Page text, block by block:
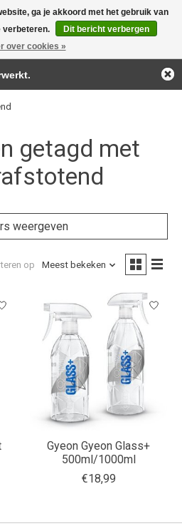
getagd met
weergeven
op Meest bekeken
Gyeon Gyeon Glass+
500ml/1000ml
€18,99
ga je akkoord met het gebruik van
verbeteren.
Dit bericht verbergen
over cookies »
Deze winkel is in aanbouw.
zullen niet worden gehonoreerd of